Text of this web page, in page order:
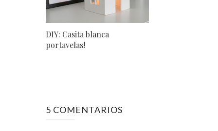
DIY: Casita blanca
portavelas!
5 COMENTARIOS